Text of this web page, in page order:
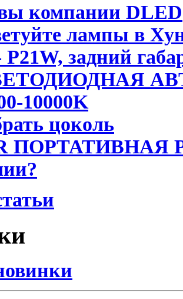
компании DLED
лампы в
задний
10000K
цоколь
ПОРТАТИВНАЯ